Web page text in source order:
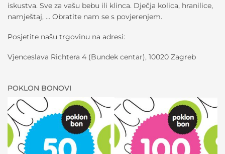
iskustva. Sve za vašu bebu ili klinca. Dječja kolica, hranilice,
namještaj, … Obratite nam se s povjerenjem.
Posjetite našu trgovinu na adresi:
Vjenceslava Richtera 4 (Bundek centar), 10020 Zagreb
POKLON BONOVI